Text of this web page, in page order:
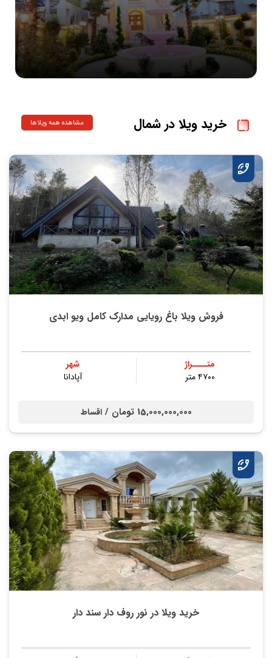
خرید ویلا در شمال مشاهده همه ویلاها
فروش ویلا باغ رویایی مدارک کامل ویو ابدی
متــــراژ
۴۷۰۰ متر
شهر
آپادانا
15,000,000,000 تومان / اقساط
خرید ویلا در نور روف دار سند دار